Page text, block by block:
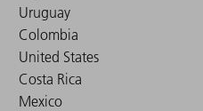
Uruguay
Colombia
United States
Costa Rica
Mexico